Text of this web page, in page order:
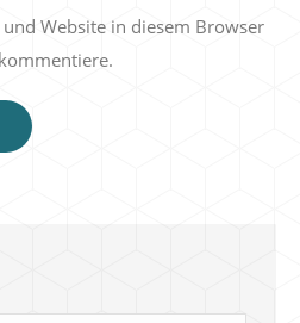
Website in diesem Browser